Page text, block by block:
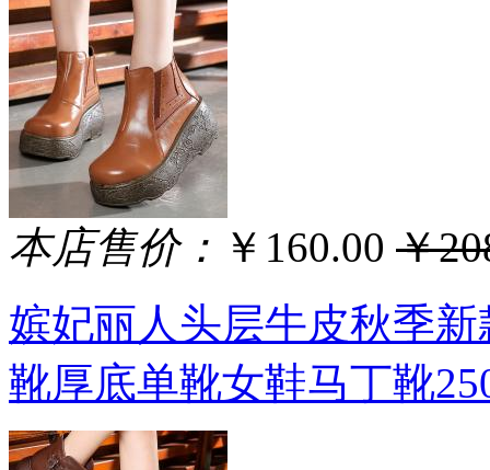
本店售价： ￥160.00 ￥
嫔妃丽人头层牛皮秋季
靴厚底单靴女鞋马丁靴